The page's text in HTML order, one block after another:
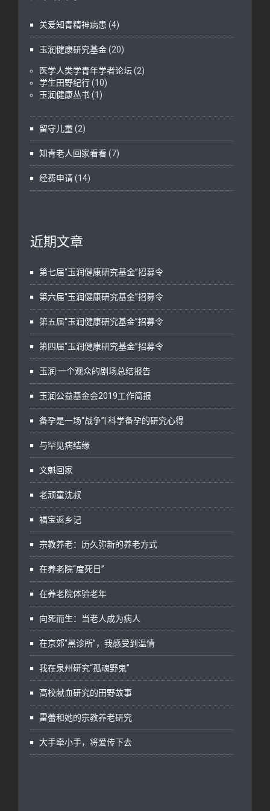
关爱知青精神病患 (4)
玉润健康研究基金(20)
医学人类学青年学者论坛(2)
学生田野纪行(10)
玉润健康丛书(1)
留守儿童(2)
知青老人回家看看(7)
经费申请(14)
近期文章
第七届“玉润健康研究基金”招募令
第六届“玉润健康研究基金”招募令
第五届“玉润健康研究基金”招募令
第四届“玉润健康研究基金”招募令
玉润·一个观众的剧场总结报告
玉润公益基金会2019工作简报
备孕是一场“战争”| 科学备孕的研究心得
与罕见病结缘
文魁回家
老顽童沈叔
福宝返乡记
宗教养老：历久弥新的养老方式
在养老院“度死日”
在养老院体验老年
向死而生：当老人成为病人
在京郊“黑诊所”，我感受到温情
我在泉州研究“孤魂野鬼”
高校献血研究的田野故事
雷蕾和她的宗教养老研究
大手牵小手，将爱传下去